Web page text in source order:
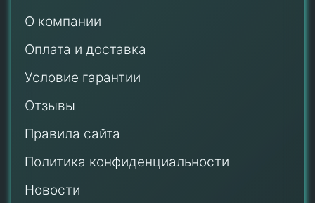
О компании
Оплата и доставка
Условие гарантии
Отзывы
Правила сайта
Политика конфиденциальности
Новости